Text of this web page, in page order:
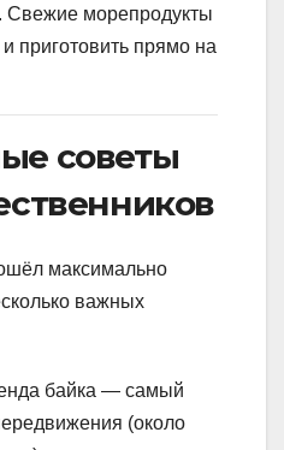
Свежие морепродукты
приготовить прямо на
советы
максимально
важных
байка — самый
(около